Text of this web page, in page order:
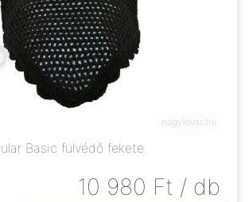
Basic fülvédő fekete
10 980 Ft / db